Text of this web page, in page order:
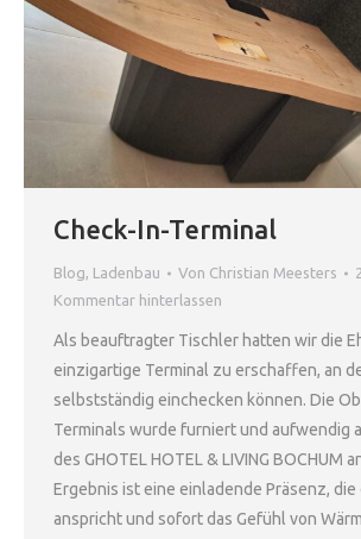
Check-In-Terminal
Blog, Ladenbau Von Christian Meesters
Kommentar hinterlassen
Als beauftragter Tischler hatten wir die
einzigartige Terminal zu erschaffen, an
selbstständig einchecken können. Die
Terminals wurde furniert und aufwendig
des GHOTEL HOTEL & LIVING BOCHUM
Ergebnis ist eine einladende Präsenz, die
anspricht und sofort das Gefühl von